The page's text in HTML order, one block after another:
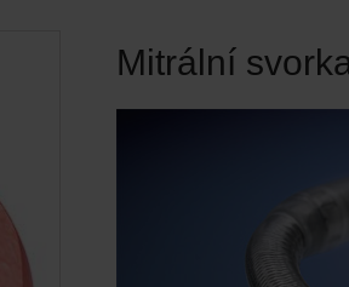
Mitrální